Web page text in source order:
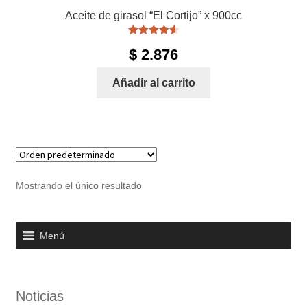
Aceite de girasol “El Cortijo” x 900cc
con4.67 de
$ 2.876
Añadir al carrito
Mostrando el único resultado
Menú
Noticias